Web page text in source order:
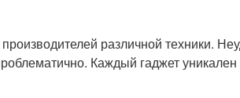
различной техники.
Каждый гаджет уникален